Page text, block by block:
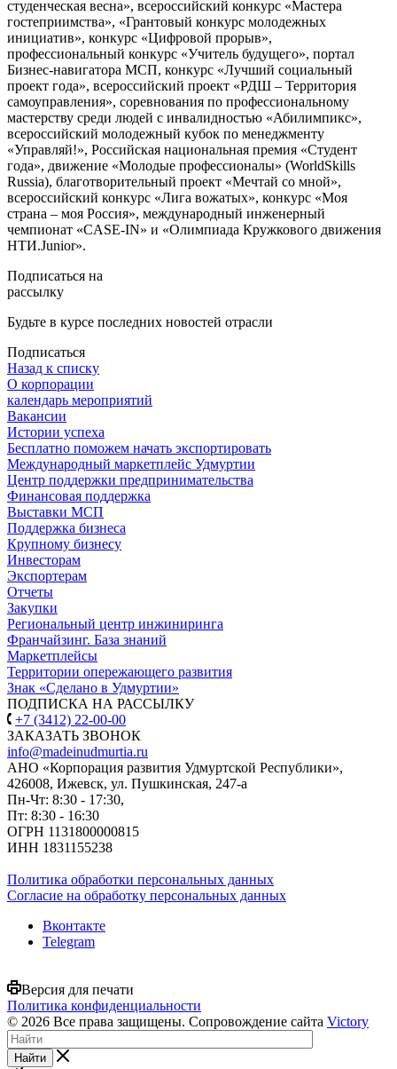
студенческая весна», всероссийский конкурс «Мастера
гостеприимства», «Грантовый конкурс молодежных
инициатив», конкурс «Цифровой прорыв»,
профессиональный конкурс «Учитель будущего», портал
Бизнес-навигатора МСП, конкурс «Лучший социальный
проект года», всероссийский проект «РДШ – Территория
самоуправления», соревнования по профессиональному
мастерству среди людей с инвалидностью «Абилимпикс»,
всероссийский молодежный кубок по менеджменту
«Управляй!», Российская национальная премия «Студент
года», движение «Молодые профессионалы» (WorldSkills
Russia), благотворительный проект «Мечтай со мной»,
всероссийский конкурс «Лига вожатых», конкурс «Моя
страна – моя Россия», международный инженерный
чемпионат «CASE-IN» и «Олимпиада Кружкового движения
НТИ.Junior».
Подписаться на
рассылку
Будьте в курсе последних новостей отрасли
Подписаться
Назад к списку
О корпорации
календарь мероприятий
Вакансии
Истории успеха
Бесплатно поможем начать экспортировать
Международный маркетплейс Удмуртии
Центр поддержки предпринимательства
Финансовая поддержка
Выставки МСП
Поддержка бизнеса
Крупному бизнесу
Инвесторам
Экспортерам
Отчеты
Закупки
Региональный центр инжиниринга
Франчайзинг. База знаний
Маркетплейсы
Территории опережающего развития
Знак «Сделано в Удмуртии»
ПОДПИСКА НА РАССЫЛКУ
+7 (3412) 22-00-00
ЗАКАЗАТЬ ЗВОНОК
info@madeinudmurtia.ru
АНО «Корпорация развития Удмуртской Республики»,
426008, Ижевск, ул. Пушкинская, 247-а
Пн-Чт: 8:30 - 17:30,
Пт: 8:30 - 16:30
ОГРН 1131800000815
ИНН 1831155238
Политика обработки персональных данных
Согласие на обработку персональных данных
Вконтакте
Telegram
Версия для печати
Политика конфиденциальности
© 2026 Все права защищены. Сопровождение сайта Victory
Найти